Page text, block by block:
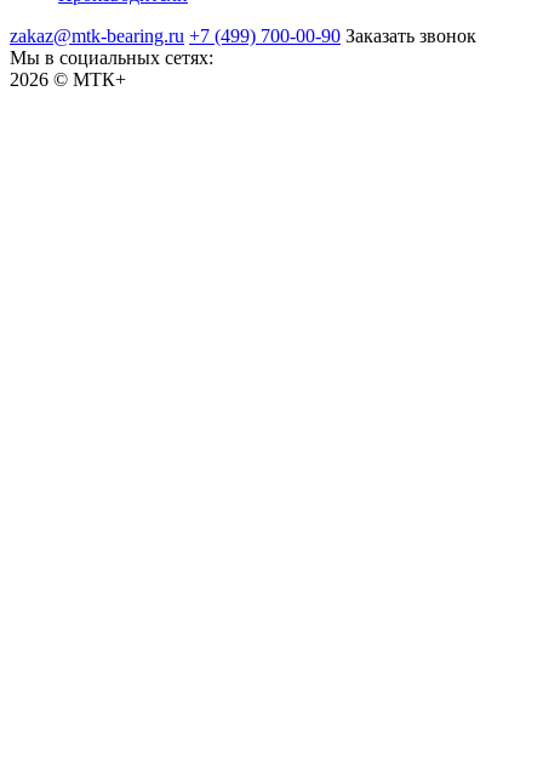
zakaz@mtk-bearing.ru +7 (499) 700-00-90 Заказать звонок
Мы в социальных сетях:
2026 © МТК+